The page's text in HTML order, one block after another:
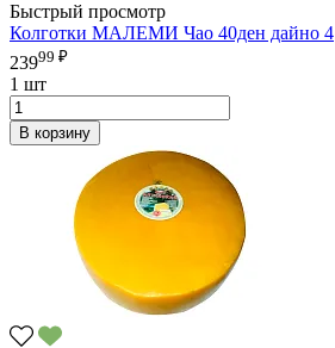
Быстрый просмотр
Колготки МАЛЕМИ Чао 40ден дайно 4
23999 ₽
1 шт
В корзину